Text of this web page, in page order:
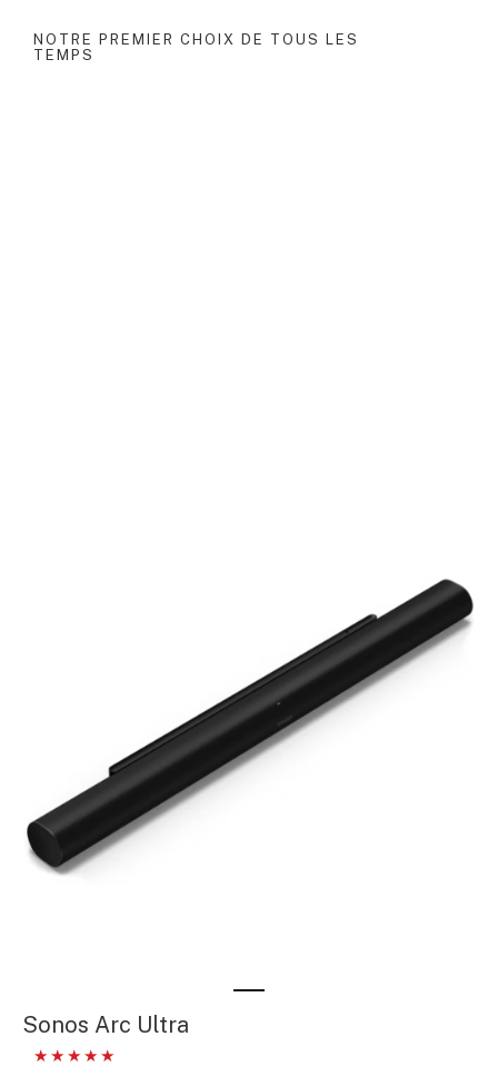
NOTRE PREMIER CHOIX DE TOUS LES
TEMPS
Sonos Arc Ultra